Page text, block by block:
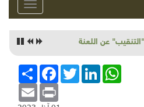
Toggle
عمّان والمنامة: 4 شبان ينحازون للبيئة بمنتجات
انشر
FacebookTwitterLinkedInWhatsApp
Email Print